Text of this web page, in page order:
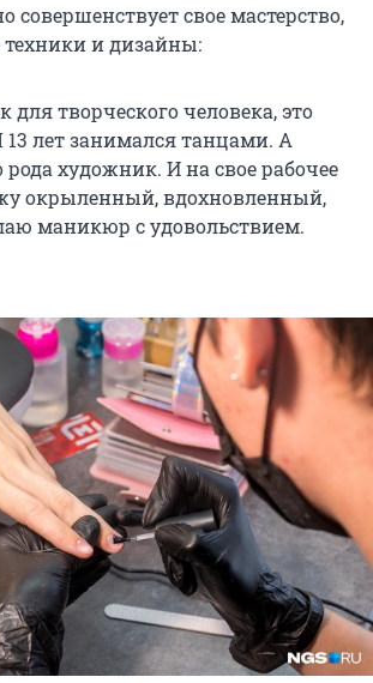
совершенствует свое мастерство,
и дизайны:
для творческого человека, это
лет занимался танцами. А
рода художник. И на свое рабочее
окрыленный, вдохновленный,
маникюр с удовольствием.